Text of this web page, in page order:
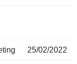
25/02/2022